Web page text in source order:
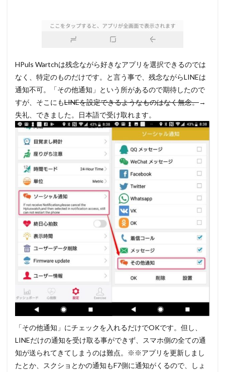
HPuls Wartchは残念ながら好きなアプリを選択できるのでは
なく、特定のものだけです。と言う事で、残念ながらLINEは
通知不可。「その他通知」という所があるので期待したので
すが、そこにもLINEを設定できるようなものはなく無念。→
失礼、できました。日本語で受け取れます。
「その他通知」にチェックを入れるだけでOKです。但し、
LINEだけの通知を受け取る事ができず、スマホ側の全ての通
知が送られてきてしまうのは難点。※※アプリを更新しまし
たとか、スクショとかの通知もF7側に通知がくるので、しょ